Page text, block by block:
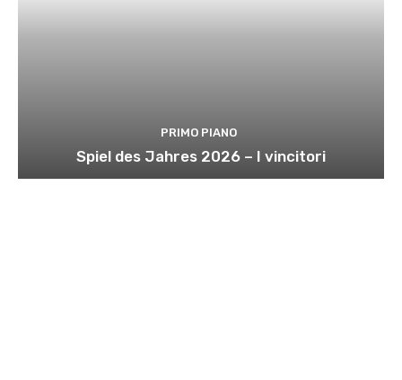
PRIMO PIANO
Spiel des Jahres 2026 – I vincitori